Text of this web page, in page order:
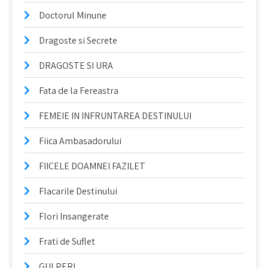
Doctorul Minune
Dragoste si Secrete
DRAGOSTE SI URA
Fata de la Fereastra
FEMEIE IN INFRUNTAREA DESTINULUI
Fiica Ambasadorului
FIICELE DOAMNEI FAZILET
Flacarile Destinului
Flori Insangerate
Frati de Suflet